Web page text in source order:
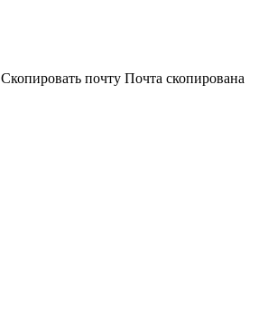
Скопировать почту Почта скопирована